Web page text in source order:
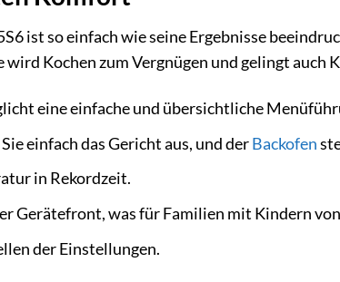
ist so einfach wie seine Ergebnisse
Kochen zum Vergnügen und gelingt auch
eine einfache und übersichtliche
einfach das Gericht aus, und derBackofen
in Rekordzeit.
Gerätefront, was für Familien mit Kindern
der Einstellungen.